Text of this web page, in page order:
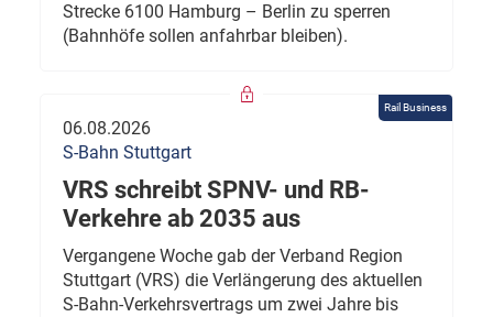
Strecke 6100 Hamburg – Berlin zu sperren
(Bahnhöfe sollen anfahrbar bleiben).
Rail Business
06.08.2026
S-Bahn Stuttgart
VRS schreibt SPNV- und RB-
Verkehre ab 2035 aus
Vergangene Woche gab der Verband Region
Stuttgart (VRS) die Verlängerung des aktuellen
S-Bahn-Verkehrsvertrags um zwei Jahre bis